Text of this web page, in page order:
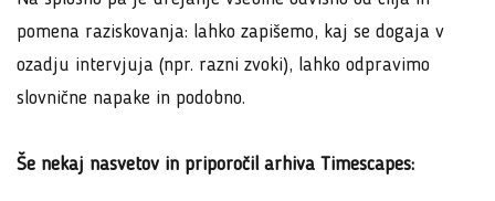
pomena raziskovanja: lahko zapišemo, kaj se dogaja v
ozadju intervjuja (npr. razni zvoki), lahko odpravimo
slovnične napake in podobno.
Še nekaj nasvetov in priporočil arhiva Timescapes: